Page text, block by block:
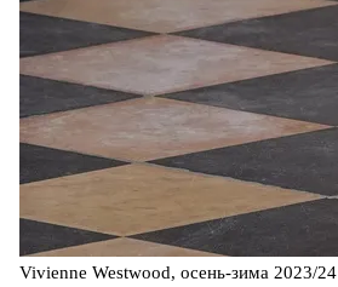
Vivienne Westwood, осень-зима 2023/24